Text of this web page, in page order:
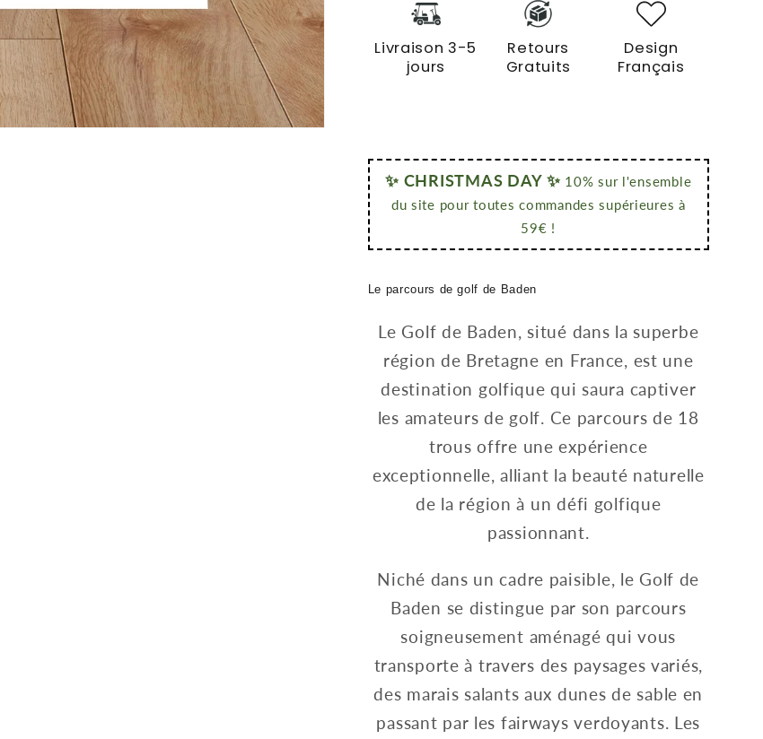
Livraison 3-5
jours
Retours
Gratuits
Design
Français
✨ CHRISTMAS DAY ✨ 10% sur l'ensemble
du site pour toutes commandes supérieures à
59€ !
Le parcours de golf de Baden
Le Golf de Baden, situé dans la superbe
région de Bretagne en France, est une
destination golfique qui saura captiver
les amateurs de golf. Ce parcours de 18
trous offre une expérience
exceptionnelle, alliant la beauté naturelle
de la région à un défi golfique
passionnant.
Niché dans un cadre paisible, le Golf de
Baden se distingue par son parcours
soigneusement aménagé qui vous
transporte à travers des paysages variés,
des marais salants aux dunes de sable en
passant par les fairways verdoyants. Les